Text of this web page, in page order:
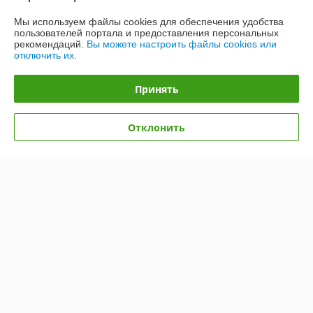
Полная версия сайта
Политика обработки cookies
Сайт создан на платформе Deal.by
Мы используем файлы cookies для обеспечения удобства
пользователей портала и предоставления персональных
рекомендаций. Вы можете настроить файлы cookies или
отключить их.
Принять
Отклонить